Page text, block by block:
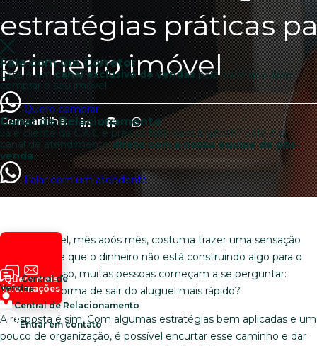
Fale com um Corretor
Este é umcanal exclusivo de vendaspara você que quer
comprar o seu imóvel.
Quero comprar
Canal de Relacionamento
Já é cliente da C.A.C e precisa falar com a gente? Este é o
canal de atendimentodireto com a nossa equipe de pós-
venda.
Falar com um atendente
Quero mais
informações
Central de
Vendas
Central de Relacionamento
Entrar em contato
estratégias práticas
primeiro imóvel
Compartilhe: LinkedInFacebook
WhatsApp
Pagar aluguel, mês após mês, costuma trazer uma sensação
incômoda de que o dinheiro não está construindo algo para o
futuro. Por isso, muitas pessoas começam a se perguntar:
existe uma forma de sair do aluguel mais rápido?
A resposta é sim. Com algumas estratégias bem aplicadas e um
pouco de organização, é possível encurtar esse caminho e dar